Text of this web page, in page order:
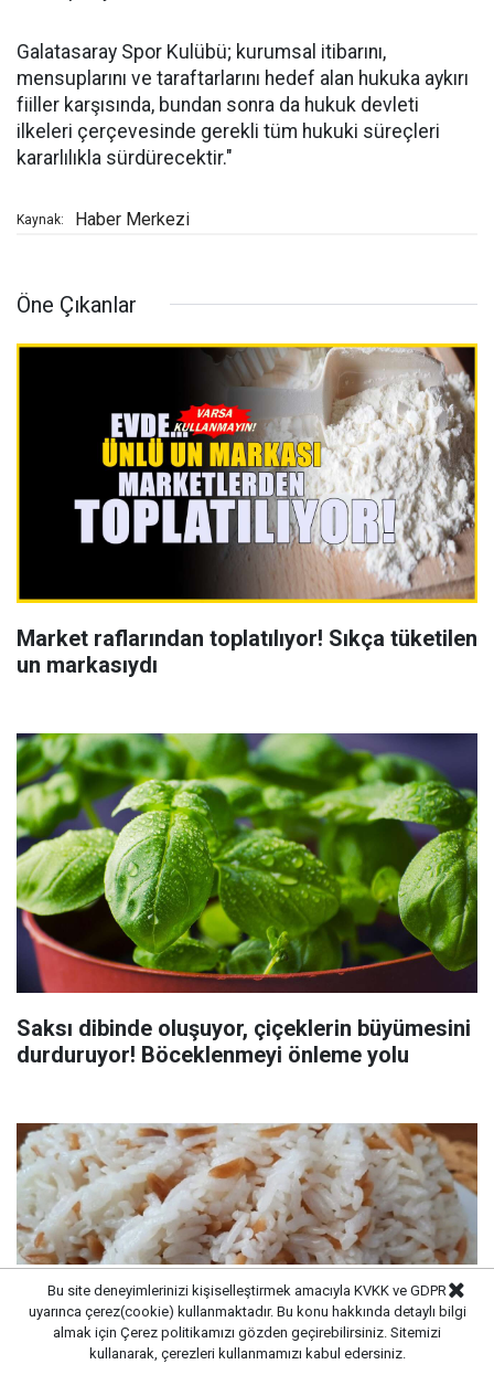
Galatasaray Spor Kulübü; kurumsal itibarını,
mensuplarını ve taraftarlarını hedef alan hukuka aykırı
fiiller karşısında, bundan sonra da hukuk devleti
ilkeleri çerçevesinde gerekli tüm hukuki süreçleri
kararlılıkla sürdürecektir."
Kaynak: Haber Merkezi
Öne Çıkanlar
Market raflarından toplatılıyor! Sıkça tüketilen
un markasıydı
Saksı dibinde oluşuyor, çiçeklerin büyümesini
durduruyor! Böceklenmeyi önleme yolu
Bu site deneyimlerinizi kişiselleştirmek amacıyla KVKK ve GDPR
uyarınca çerez(cookie) kullanmaktadır. Bu konu hakkında detaylı bilgi
almak için Çerez politikamızı gözden geçirebilirsiniz. Sitemizi
kullanarak, çerezleri kullanmamızı kabul edersiniz.